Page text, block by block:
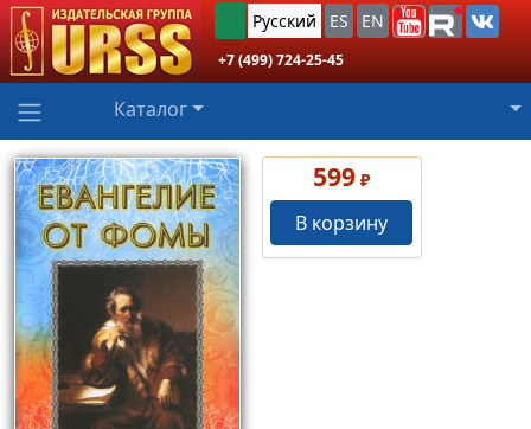
Русский ES EN
+7 (499) 724-25-45
Каталог
599 ₽
В корзину